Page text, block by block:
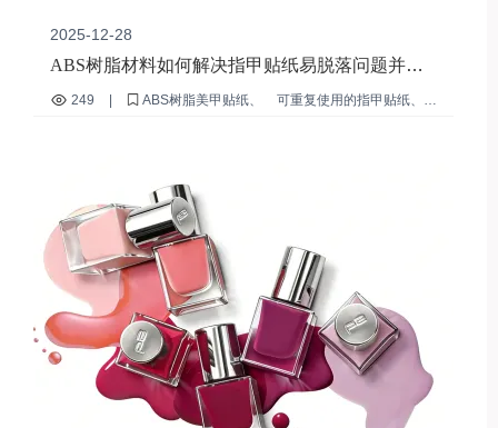
2025-12-28
ABS树脂材料如何解决指甲贴纸易脱落问题并提
高其重复使用性
249 ABS树脂美甲贴纸
可重复使用的指甲贴纸